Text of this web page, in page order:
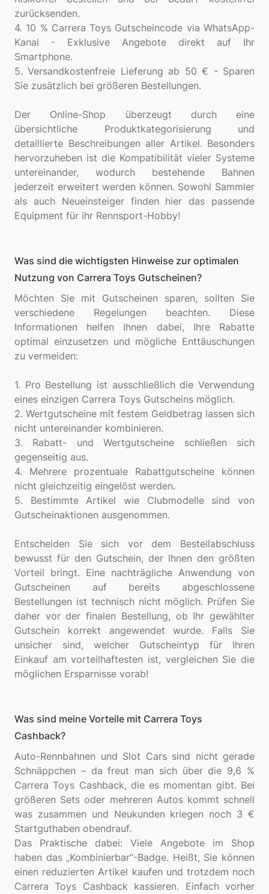
zurücksenden.
4. 10 % Carrera Toys Gutscheincode via WhatsApp-
Kanal - Exklusive Angebote direkt auf Ihr
Smartphone.
5. Versandkostenfreie Lieferung ab 50 € - Sparen
Sie zusätzlich bei größeren Bestellungen.
Der Online-Shop überzeugt durch eine
übersichtliche Produktkategorisierung und
detaillierte Beschreibungen aller Artikel. Besonders
hervorzuheben ist die Kompatibilität vieler Systeme
untereinander, wodurch bestehende Bahnen
jederzeit erweitert werden können. Sowohl Sammler
als auch Neueinsteiger finden hier das passende
Was sind die wichtigsten Hinweise zur optimalen
Nutzung von Carrera Toys Gutscheinen?
Möchten Sie mit Gutscheinen sparen, sollten Sie
verschiedene Regelungen beachten. Diese
Informationen helfen Ihnen dabei, Ihre Rabatte
optimal einzusetzen und mögliche Enttäuschungen
zu vermeiden:
1. Pro Bestellung ist ausschließlich die Verwendung
eines einzigen Carrera Toys Gutscheins möglich.
2. Wertgutscheine mit festem Geldbetrag lassen sich
nicht untereinander kombinieren.
3. Rabatt- und Wertgutscheine schließen sich
gegenseitig aus.
4. Mehrere prozentuale Rabattgutscheine können
nicht gleichzeitig eingelöst werden.
5. Bestimmte Artikel wie Clubmodelle sind von
Gutscheinaktionen ausgenommen.
Entscheiden Sie sich vor dem Bestellabschluss
bewusst für den Gutschein, der Ihnen den größten
Vorteil bringt. Eine nachträgliche Anwendung von
Gutscheinen auf bereits abgeschlossene
Bestellungen ist technisch nicht möglich. Prüfen Sie
daher vor der finalen Bestellung, ob Ihr gewählter
Gutschein korrekt angewendet wurde. Falls Sie
unsicher sind, welcher Gutscheintyp für Ihren
Einkauf am vorteilhaftesten ist, vergleichen Sie die
Was sind meine Vorteile mit Carrera Toys
Cashback?
Auto-Rennbahnen und Slot Cars sind nicht gerade
Schnäppchen – da freut man sich über die 9,6 %
Carrera Toys Cashback, die es momentan gibt. Bei
größeren Sets oder mehreren Autos kommt schnell
was zusammen und Neukunden kriegen noch 3 €
Startguthaben obendrauf.
Das Praktische dabei: Viele Angebote im Shop
haben das „Kombinierbar“-Badge. Heißt, Sie können
einen reduzierten Artikel kaufen und trotzdem noch
Carrera Toys Cashback kassieren. Einfach vorher